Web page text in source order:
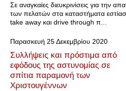
Σε αναγκαίες διευκρινίσεις για την
των πελατών στα καταστήματα
take away και drive through π...
Παρασκευή 25 Δεκεμβρίου 2020
Συλλήψεις και πρόστιμα από
εφόδους της αστυνομίας σε
σπίτια παραμονή των
Χριστουγέννων